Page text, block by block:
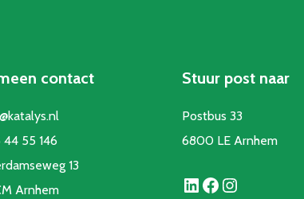
contact
55 146
13
Arnhem
Stuur post naar
Postbus 33
6800 LE Arnhem
LinkedIn Facebook Instagram